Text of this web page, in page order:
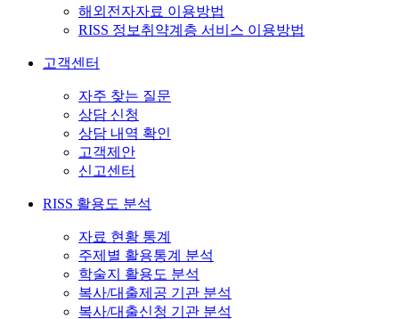
해외전자자료 이용방법
RISS 정보취약계층 서비스 이용방법
고객센터
자주 찾는 질문
상담 신청
상담 내역 확인
고객제안
신고센터
RISS 활용도 분석
자료 현황 통계
주제별 활용통계 분석
학술지 활용도 분석
복사/대출제공 기관 분석
복사/대출신청 기관 분석